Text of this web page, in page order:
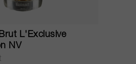
L'Exclusive
NV